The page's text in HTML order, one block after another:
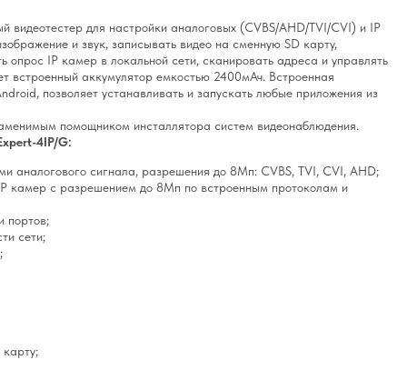
видеотестер для настройки аналоговых (CVBS/AHD/TVI/CVI) и IP
и звук, записывать видео на сменную SD карту,
опрос IP камер в локальной сети, сканировать адреса и управлять
встроенный аккумулятор емкостью 2400мАч. Встроенная
позволяет устанавливать и запускать любые приложения из
помощником инсталлятора систем видеонаблюдения.
4IP/G:
аналогового сигнала, разрешения до 8Мп: CVBS, TVI, CVI, AHD;
камер с разрешением до 8Мп по встроенным протоколам и
портов;
сети;